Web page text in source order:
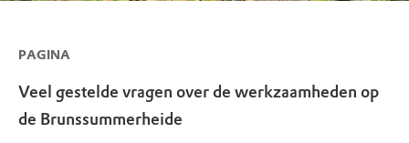
PAGINA
Veel gestelde vragen over de werkzaamheden op
de Brunssummerheide